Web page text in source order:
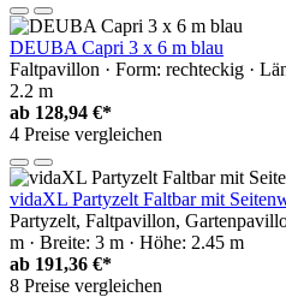
DEUBA Capri 3 x 6 m blau
Faltpavillon · Form: rechteckig ·
2.2 m
ab 128,94 €*
4 Preise vergleichen
vidaXL Partyzelt Faltbar mit
Partyzelt, Faltpavillon,
m · Breite: 3 m · Höhe: 2.45 m
ab 191,36 €*
8 Preise vergleichen